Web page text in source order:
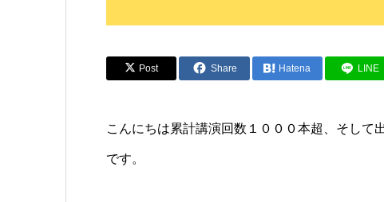
Post Share Hatena LINE
こんにちは累計講演回数１０００本超、そして
です。